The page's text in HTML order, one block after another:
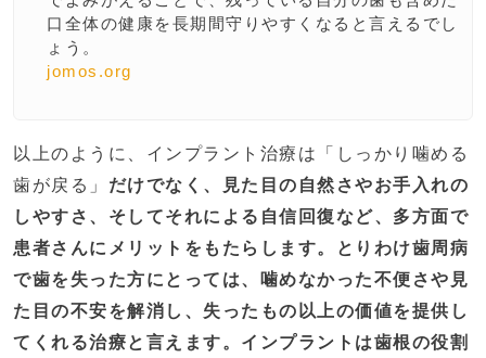
口全体の健康を長期間守りやすくなると言えるでし
ょう。
jomos.org
以上のように、インプラント治療は「しっかり噛める
歯が戻る」 だけでなく、見た目の自然さやお手入れの
しやすさ、そしてそれによる自信回復など、多方面で
患者さんにメリットをもたらします。とりわけ歯周病
で歯を失った方にとっては、噛めなかった不便さや見
た目の不安を解消し、失ったもの以上の価値を提供し
てくれる治療と言えます​。インプラントは歯根の役割